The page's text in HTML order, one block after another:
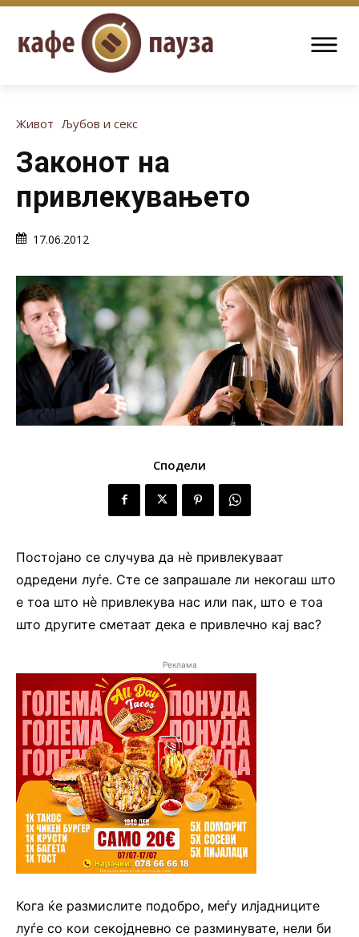
Живот Љубов и секс
Законот на
привлекувањето
17.06.2012
Сподели
Постојано се случува да нè привлекуваат
одредени луѓе. Сте се запрашале ли некогаш што
е тоа што нè привлекува нас или пак, што е тоа
што другите сметаат дека е привлечно кај вас?
Реклама
Кога ќе размислите подобро, меѓу илјадниците
луѓе со кои секојдневно се разминувате, нели би